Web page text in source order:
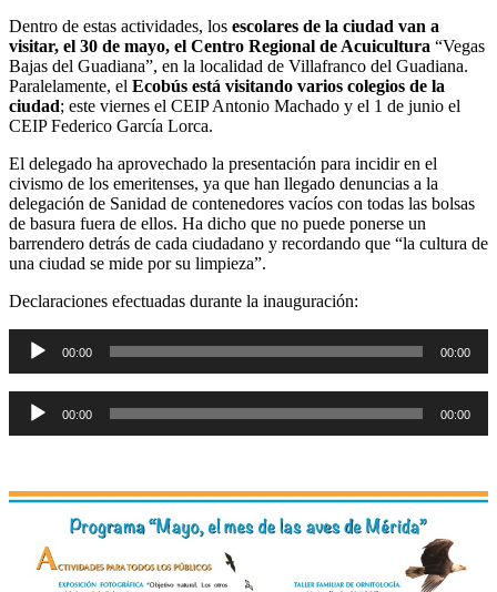
Dentro de estas actividades, los escolares de la ciudad van a
visitar, el 30 de mayo, el Centro Regional de Acuicultura “Vegas
Bajas del Guadiana”, en la localidad de Villafranco del Guadiana.
Paralelamente, el Ecobús está visitando varios colegios de la
ciudad; este viernes el CEIP Antonio Machado y el 1 de junio el
CEIP Federico García Lorca.
El delegado ha aprovechado la presentación para incidir en el
civismo de los emeritenses, ya que han llegado denuncias a la
delegación de Sanidad de contenedores vacíos con todas las bolsas
de basura fuera de ellos. Ha dicho que no puede ponerse un
barrendero detrás de cada ciudadano y recordando que “la cultura de
una ciudad se mide por su limpieza”.
Declaraciones efectuadas durante la inauguración:
Reproductor
audio
00:00 00:00
Reproductor
audio
00:00 00:00